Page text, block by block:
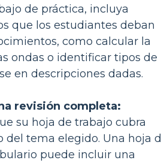
de práctica, incluya
que los estudiantes deban
como calcular la
ondas o identificar tipos de
en descripciones dadas.
revisión completa:
su hoja de trabajo cubra
del tema elegido. Una hoja
puede incluir una